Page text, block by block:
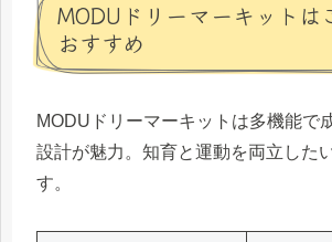
MODUドリーマーキットは
おすすめ
MODUドリーマーキットは多機能で
設計が魅力。知育と運動を両立した
す。